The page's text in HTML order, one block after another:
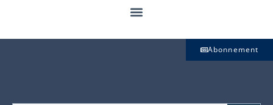
Abonnement